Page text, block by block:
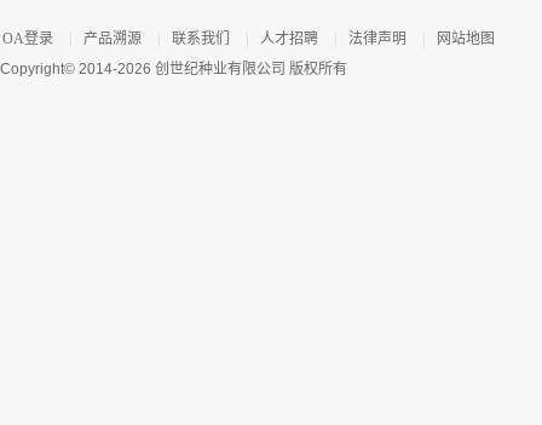
OA登录 产品溯源 联系我们 人才招聘 法律声明
网站地图
Copyright© 2014-2026 创世纪种业有限公司 版权所有